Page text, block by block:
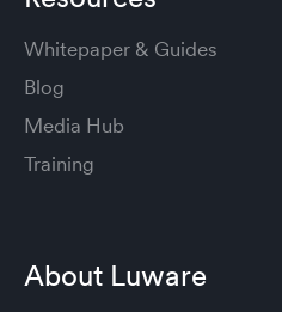
Whitepaper & Guides
Blog
Media Hub
Training
About Luware